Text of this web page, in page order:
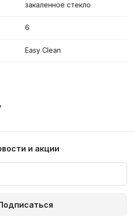
закаленное стекло
6
Easy Clean
и акции